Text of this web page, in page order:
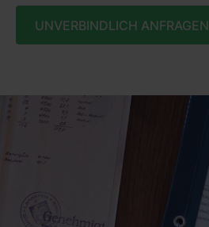
UNVERBINDLICH ANFRAGEN